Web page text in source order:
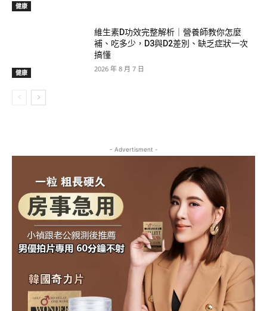
健康
健康
維生素D功效完整解析｜營養師教你怎麼
補、吃多少，D3與D2差別、缺乏症狀一次
搞懂
2026 年 8 月 7 日
- Advertisment -